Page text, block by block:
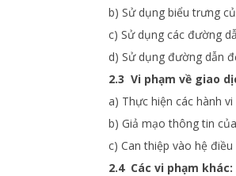
b) Sử dụng biểu trưng
c) Sử dụng các đường
d) Sử dụng đường dẫn
2.3 Vi phạm về giao
a) Thực hiện các hành
b) Giả mạo thông tin
c) Can thiệp vào hệ
2.4 Các vi phạm khác: